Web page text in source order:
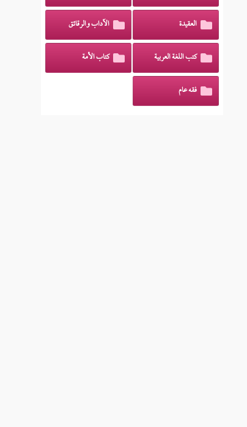
العقيدة الآداب والرقائق
كتب اللغة العربية كتاب الأمة
فقه عام